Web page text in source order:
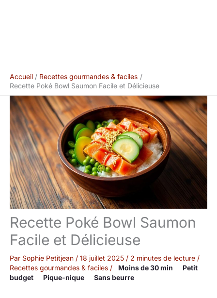
Accueil
Recettes gourmandes & faciles
Recette Poké Bowl Saumon Facile et Délicieuse
Recette Poké Bowl Saumon
Facile et Délicieuse
Par Sophie Petitjean / 18 juillet 2025 / 2 minutes de lecture /
Recettes gourmandes & faciles / Moins de 30 min
Petit
budget
Pique-nique Sans beurre